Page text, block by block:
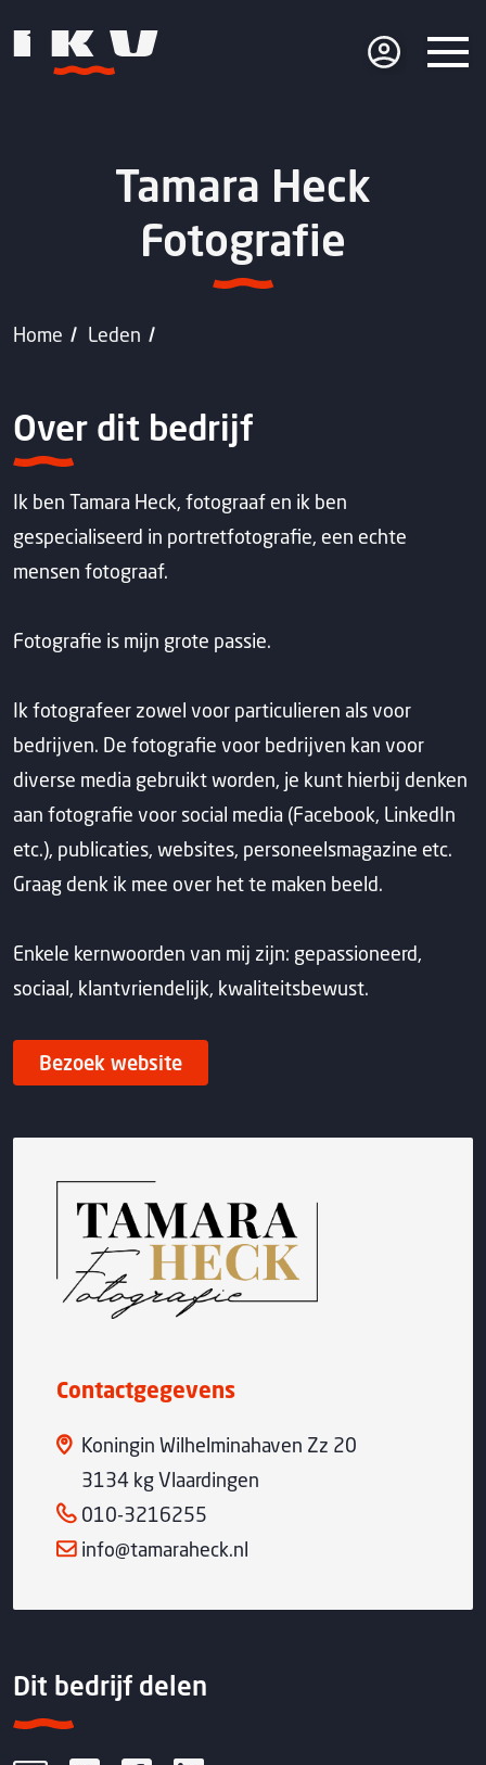
Tamara Heck
Fotografie
Home Leden
Over dit bedrijf
Ik ben Tamara Heck, fotograaf en ik ben
gespecialiseerd in portretfotografie, een echte
mensen fotograaf.
Fotografie is mijn grote passie.
Ik fotografeer zowel voor particulieren als voor
bedrijven. De fotografie voor bedrijven kan voor
diverse media gebruikt worden, je kunt hierbij denken
aan fotografie voor social media (Facebook, LinkedIn
etc.), publicaties, websites, personeelsmagazine etc.
Graag denk ik mee over het te maken beeld.
Enkele kernwoorden van mij zijn: gepassioneerd,
sociaal, klantvriendelijk, kwaliteitsbewust.
Bezoek website
Contactgegevens
Koningin Wilhelminahaven Zz 20
3134 kg Vlaardingen
010-3216255
info@tamaraheck.nl
Dit bedrijf delen